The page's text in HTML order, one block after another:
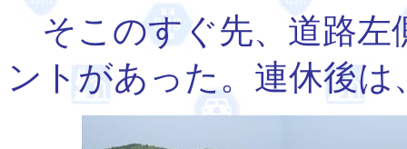
そこのすぐ先、道路左
ントがあった。連休後